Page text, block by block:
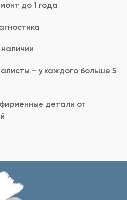
до 1 года
– у каждого больше 5
детали от